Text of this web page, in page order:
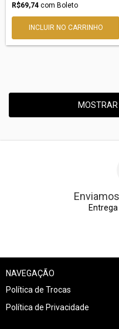
R$69,74 com Boleto
INCLUIR NO CARRINHO
NAVEGAÇÃO
Política de Trocas
Política de Privacidade